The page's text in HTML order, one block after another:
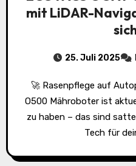
mit LiDAR-
25. Juli 2025
🚀 Rasenpflege auf Autopilot! Der ECOVACS GOAT
O500 Mähroboter ist
zu haben – das sind
Tech für